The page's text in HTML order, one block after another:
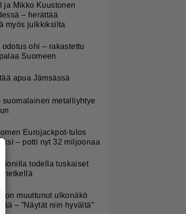
ja Mikko Kuustonen
– herättää
myös julkkiksilta
odotus ohi – rakastettu
Suomeen
apua Jämsässä
suomalainen metalliyhtye
Eurojackpot-tulos
– potti nyt 32 miljoonaa
todella tuskaiset
hetkellä
muuttunut ulkonäkö
– ”Näytät niin hyvältä”